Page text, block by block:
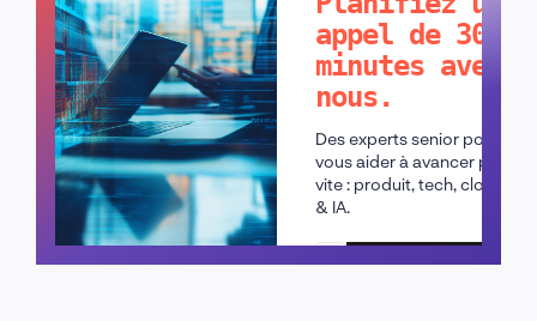
appel de 30
minutes avec
nous.
Des experts senior pour
vous aider à avancer plus
vite : produit, tech, cloud
& IA.
Planifier un appel